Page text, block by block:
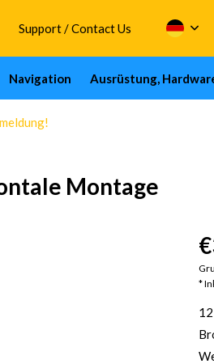
Support / Contact Us
Navigation Ausrüstung,
Montage
*